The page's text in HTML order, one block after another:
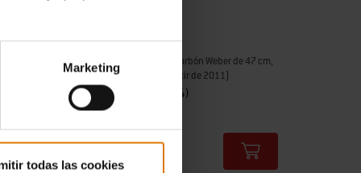
Marketing
todas las cookies
Diseñado para barbacoas de carbón Weber de 47 cm,
57 cm y 67 cm (modelos a partir de 2011)
(44)
Color Options